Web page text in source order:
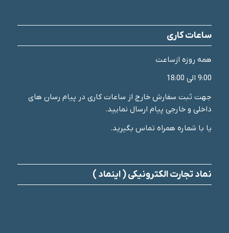
ساعات کاری
همه روزه ازساعت
9:00 الی 18:00
جهت ثبت سفارش خارج از ساعات کاری در پیام رسان های
داخلی و خارجی پیام ارسال نمایید.
یا با شماره همراه تماس بگیرید.
نماد تجارت الکترونیکی ( اینماد )